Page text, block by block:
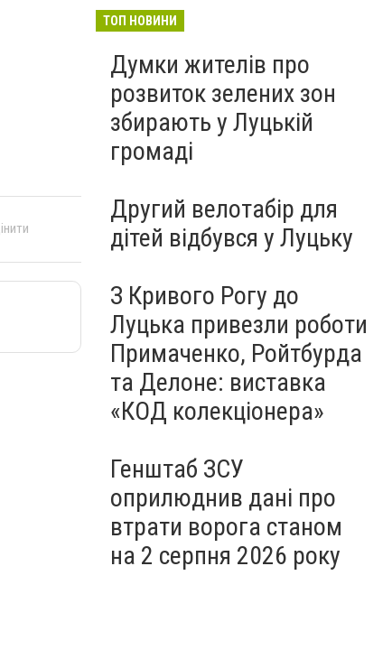
ТОП НОВИНИ
Думки жителів про
розвиток зелених зон
збирають у Луцькій
громаді
Другий велотабір для
дітей відбувся у Луцьку
З Кривого Рогу до
Луцька привезли роботи
Примаченко, Ройтбурда
та Делоне: виставка
«КОД колекціонера»
Генштаб ЗСУ
оприлюднив дані про
втрати ворога станом
на 2 серпня 2026 року